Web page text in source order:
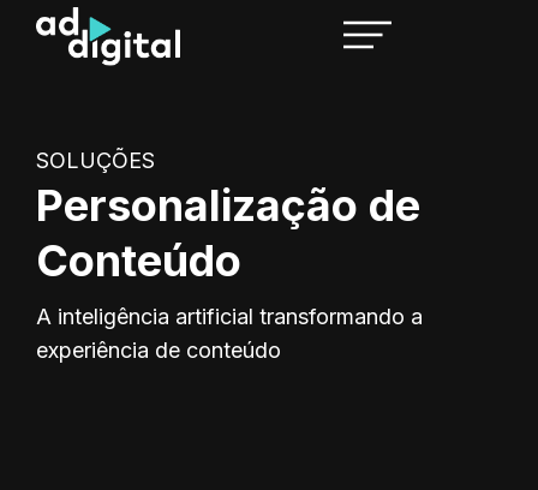
SOLUÇÕES
Personalização de
Conteúdo
A inteligência artificial transformando a
experiência de conteúdo